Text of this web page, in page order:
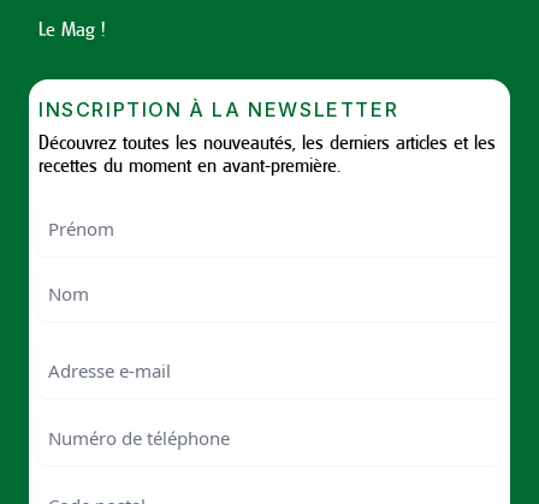
Le Mag !
INSCRIPTION À LA NEWSLETTER
Découvrez toutes les nouveautés, les derniers articles et les
recettes du moment en avant-première.
de